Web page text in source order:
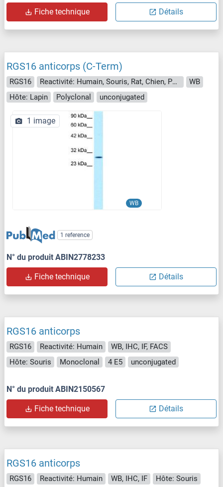
Fiche technique Détails
RGS16 anticorps (C-Term)
RGS16 Reactivité: Humain, Souris, Rat, Chien, Porc, Boeuf (Vache), Cheval
WB
Hôte: Lapin
Polyclonal unconjugated
WB
1 image
1 reference
N° du produit ABIN2778233
Fiche technique Détails
RGS16 anticorps
RGS16 Reactivité: Humain
WB, IHC, IF, FACS
Hôte: Souris
Monoclonal 4 E5 unconjugated
N° du produit ABIN2150567
Fiche technique Détails
RGS16 anticorps
RGS16 Reactivité: Humain WB, IHC, IF
Hôte: Souris